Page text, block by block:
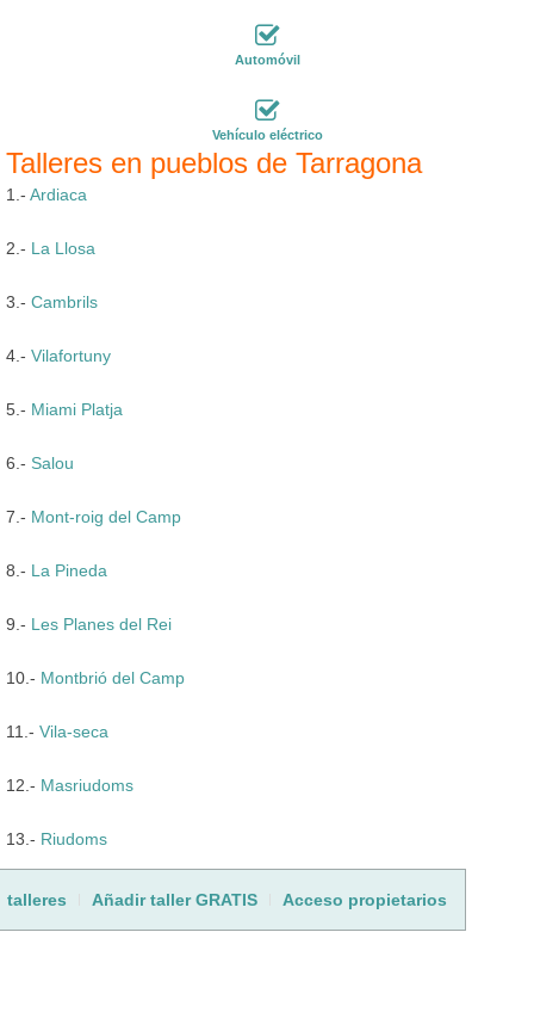
Automóvil
Vehículo eléctrico
Talleres en pueblos de Tarragona
1.- Ardiaca
2.- La Llosa
3.- Cambrils
4.- Vilafortuny
5.- Miami Platja
6.- Salou
7.- Mont-roig del Camp
8.- La Pineda
9.- Les Planes del Rei
10.- Montbrió del Camp
11.- Vila-seca
12.- Masriudoms
13.- Riudoms
talleres Añadir taller GRATIS Acceso propietarios